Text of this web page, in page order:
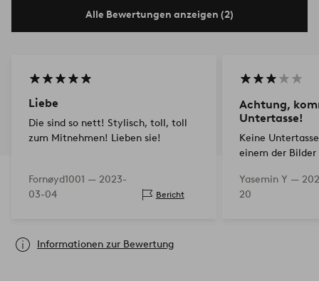
Alle Bewertungen anzeigen (2)
Liebe
Die sind so nett! Stylisch, toll, toll
zum Mitnehmen! Lieben sie!
Fornøyd1001 — 2023-
03-04
Bericht
Achtung,
Untertasse!
Keine
einem der Bilder
Website finden.
Yasemin Y —
20
Informationen zur Bewertung